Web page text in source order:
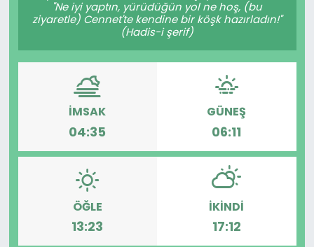
"Ne iyi yaptın, yürüdüğün yol ne hoş, (bu
ziyaretle) Cennet'te kendine bir köşk hazırladın!"
(Hadis-i şerif)
İMSAK
04:35
GÜNEŞ
06:11
ÖĞLE
13:23
İKINDI
17:12
SPOR
11:11 MANŞET